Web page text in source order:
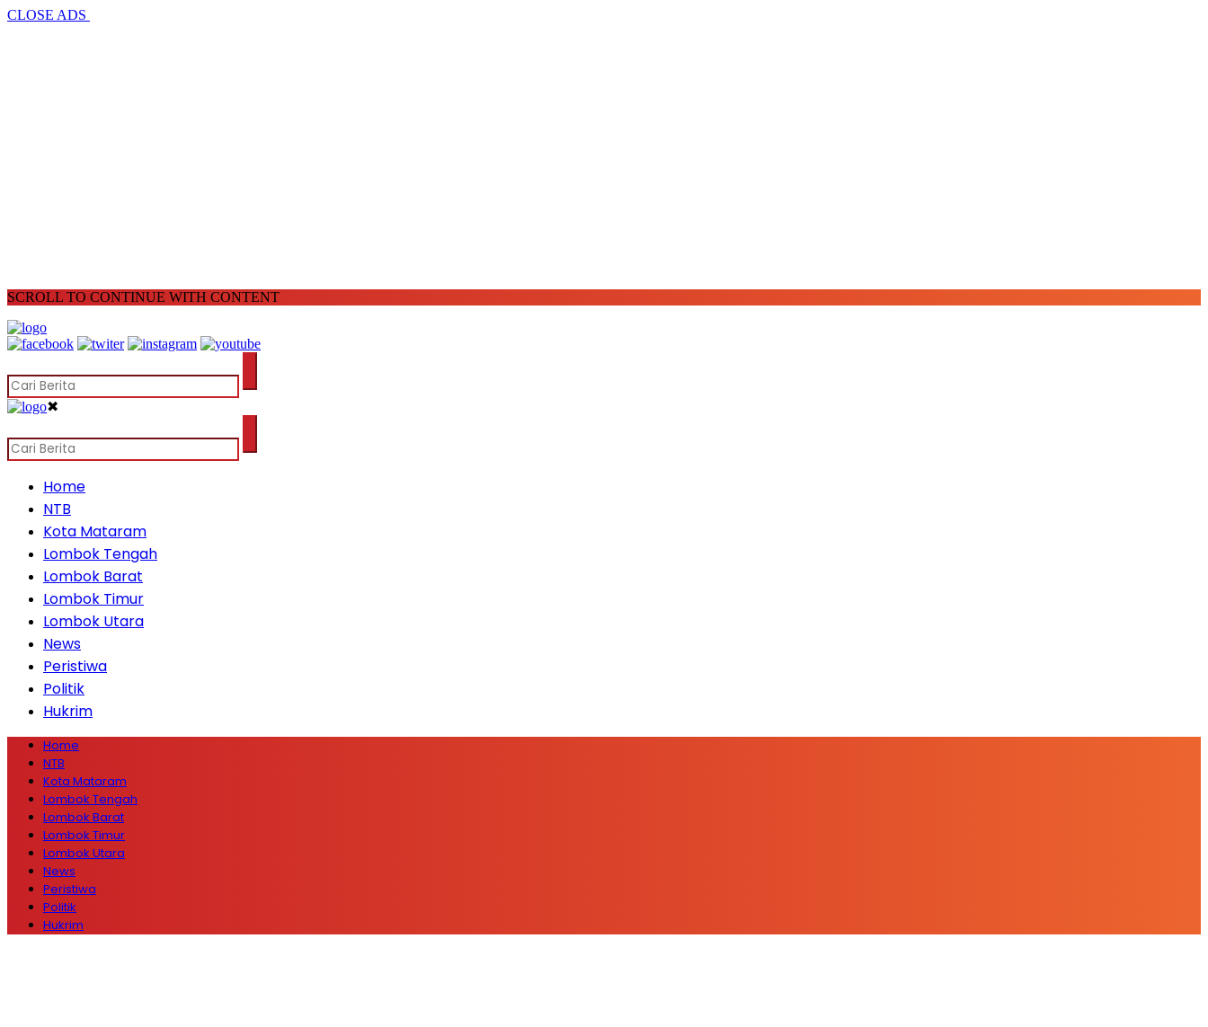
CLOSE ADS
SCROLL TO CONTINUE WITH CONTENT
✖
Home
NTB
Kota Mataram
Lombok Tengah
Lombok Barat
Lombok Timur
Lombok Utara
News
Peristiwa
Politik
Hukrim
Home
NTB
Kota Mataram
Lombok Tengah
Lombok Barat
Lombok Timur
Lombok Utara
News
Peristiwa
Politik
Hukrim